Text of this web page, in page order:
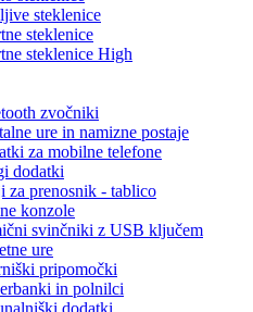
steklenice
steklenice
steklenice High
zvočniki
ure in namizne postaje
za mobilne telefone
dodatki
za prenosnik - tablico
konzole
svinčniki z USB ključem
ure
pripomočki
in polnilci
dodatki